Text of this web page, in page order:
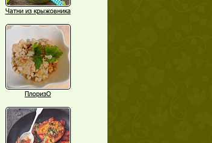
Чатни из крыжовника
ПлоризО